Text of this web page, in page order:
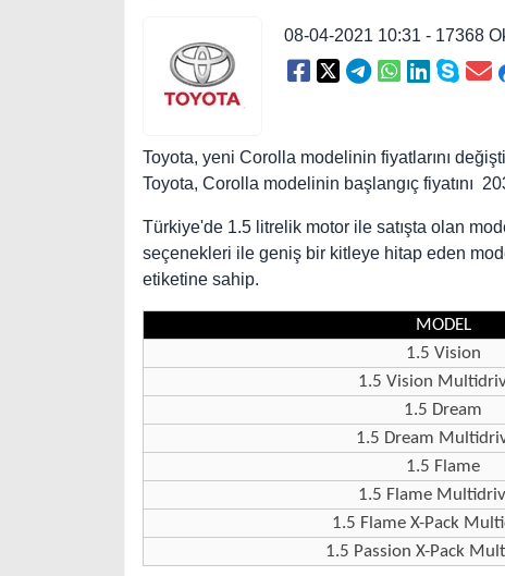
08-04-2021 10:31 - 17368
Toyota, yeni Corolla modelinin fiyatlarını
Toyota, Corolla modelinin başlangıç fiyatını
Türkiye'de 1.5 litrelik motor ile satışta olan
seçenekleri ile geniş bir kitleye hitap eden
etiketine sahip.
MODEL
1.5 Vision
1.5 Vision
1.5 Dream
1.5 Dream
1.5 Flame
1.5 Flame
1.5 Flame X-Pack
1.5 Passion X-Pack